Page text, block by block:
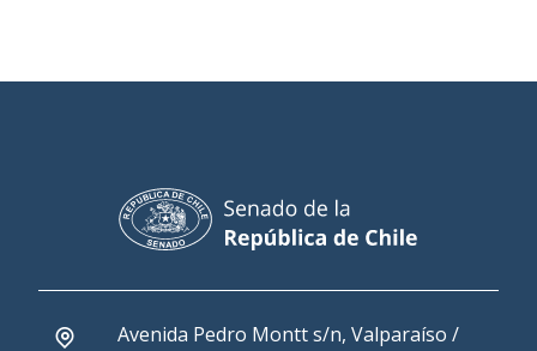
Avenida Pedro Montt s/n, Valparaíso /